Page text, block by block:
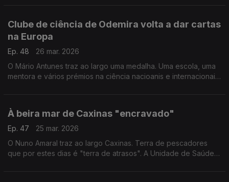
Clube de ciência de Odemira volta a dar cartas
na Europa
Ep. 48
26 mar. 2026
O Mário Antunes traz ao largo uma medalha. Uma escola, uma
mentora e vários prémios na ciência nacioanis e internacionais.
À beira mar de Caxinas "encravado"
Ep. 47
25 mar. 2026
O Nuno Amaral traz ao largo Caxinas. Terra de pescadores
que por estes dias é "terra de atrasos". A Unidade de Saúde